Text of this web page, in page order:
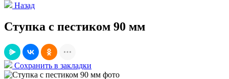
Назад
Ступка с пестиком 90 мм
Сохранить в закладки